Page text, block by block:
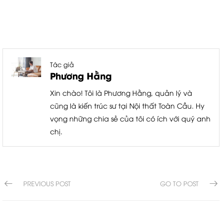
Tác giả
Phương Hằng
Xin chào! Tôi là Phương Hằng, quản lý và
cũng là kiến trúc sư tại Nội thất Toàn Cầu. Hy
vọng những chia sẻ của tôi có ích với quý anh
chị.
PREVIOUS POST GO TO POST